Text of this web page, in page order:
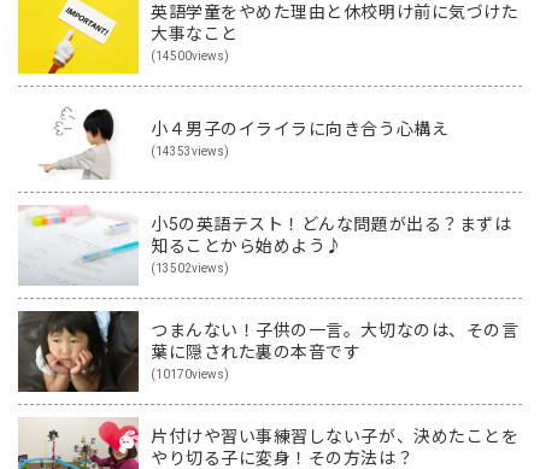
英語学童をやめた理由と休校明け前に気づけた
大事なこと
(14500views)
小４男子のイライラに向き合う心構え
(14353views)
小5の英語テスト！どんな問題が出る？まずは
知ることから始めよう♪
(13502views)
つまんない！子供の一言。大切なのは、その言
葉に隠された裏の本音です
(10170views)
片付けや習い事練習しない子が、決めたことを
やり切る子に変身！その方法は？